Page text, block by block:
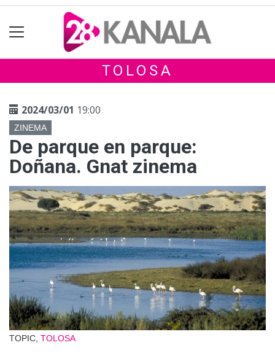
TOLOSA
2024/03/01 19:00
ZINEMA
De parque en parque:
Doñana. Gnat zinema
TOPIC, TOLOSA